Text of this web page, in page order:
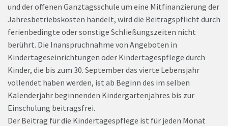
und der offenen Ganztagsschule um eine Mitfinanzierung der
Jahresbetriebskosten handelt, wird die Beitragspflicht durch
ferienbedingte oder sonstige Schließungszeiten nicht
berührt. Die Inanspruchnahme von Angeboten in
Kindertageseinrichtungen oder Kindertagespflege durch
Kinder, die bis zum 30. September das vierte Lebensjahr
vollendet haben werden, ist ab Beginn des im selben
Kalenderjahr beginnenden Kindergartenjahres bis zur
Einschulung beitragsfrei.
Der Beitrag für die Kindertagespflege ist für jeden Monat